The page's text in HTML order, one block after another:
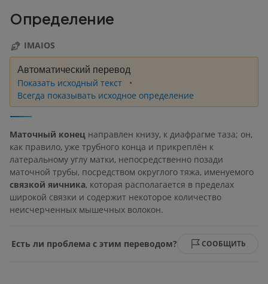
Определение
IMAIOS
Автоматический перевод
Показать исходный текст
Всегда показывать исходное определение
Маточный конец направлен книзу, к диафрагме таза; он,
как правило, уже трубного конца и прикреплён к
латеральному углу матки, непосредственно позади
маточной трубы, посредством округлого тяжа, именуемого
связкой яичника, которая располагается в пределах
широкой связки и содержит некоторое количество
неисчерченных мышечных волокон.
Есть ли проблема с этим переводом? СООБЩИТЬ